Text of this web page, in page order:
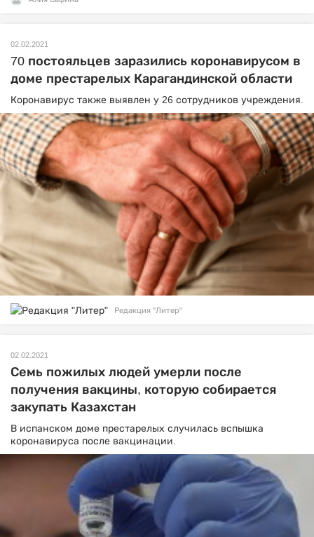
02.02.2021
70 постояльцев заразились коронавирусом в
доме престарелых Карагандинской области
Коронавирус также выявлен у 26 сотрудников учреждения.
Редакция "Литер"
02.02.2021
Семь пожилых людей умерли после
получения вакцины, которую собирается
закупать Казахстан
В испанском доме престарелых случилась вспышка
коронавируса после вакцинации.